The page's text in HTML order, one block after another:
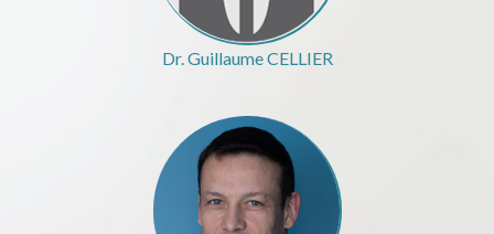
Dr. Guillaume CELLIER